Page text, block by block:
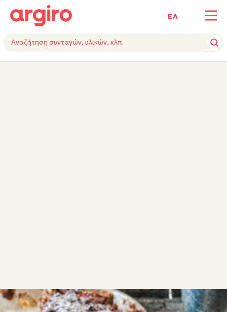
ΕΛ
ΥΛΙΚΑΕΚΤΕΛΕΣΗ
ΣΥΝΤΑΓΕΣ ΓΛΥΚΑ